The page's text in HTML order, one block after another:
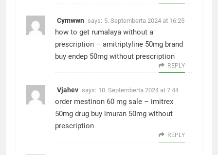
Cymwwn says: 5. Septemberta 2024 at 16:25
how to get rumalaya without a
prescription – amitriptyline 50mg brand
buy endep 50mg without prescription
REPLY
Vjahev says: 10. Septemberta 2024 at 7:44
order mestinon 60 mg sale – imitrex
50mg drug buy imuran 50mg without
prescription
REPLY